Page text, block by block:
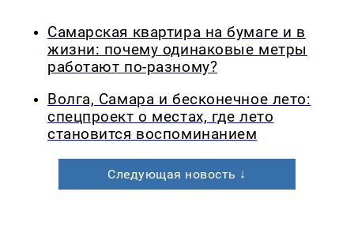
Самарская квартира на бумаге и в
жизни: почему одинаковые метры
работают по-разному?
Волга, Самара и бесконечное лето:
спецпроект о местах, где лето
становится воспоминанием
Следующая новость ↓